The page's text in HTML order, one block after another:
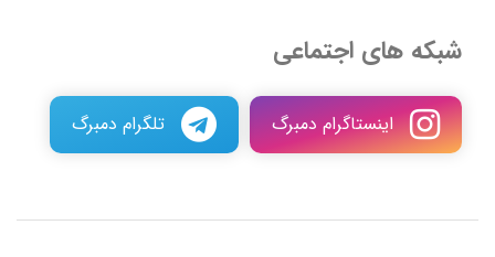
شبکه های اجتماعی
اینستاگرام دمبرگ تلگرام دمبرگ